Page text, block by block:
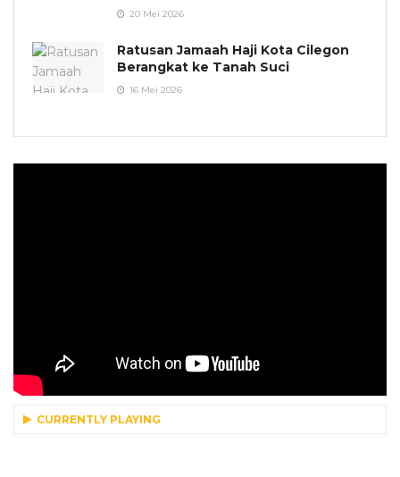
20 Mei 2026
Ratusan Jamaah Haji Kota Cilegon
Berangkat ke Tanah Suci
16 Mei 2026
CURRENTLY PLAYING